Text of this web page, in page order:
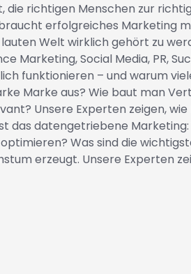
die richtigen Menschen zur
erfolgreiches Marketing
Welt wirklich gehört zu
Marketing, Social Media, PR,
funktionieren – und warum
Marke aus? Wie baut man
Unsere Experten zeigen,
das datengetriebene
Was sind die
erzeugt. Unsere Experten